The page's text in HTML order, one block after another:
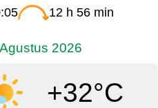
12 h 56 min
2026
+32°C